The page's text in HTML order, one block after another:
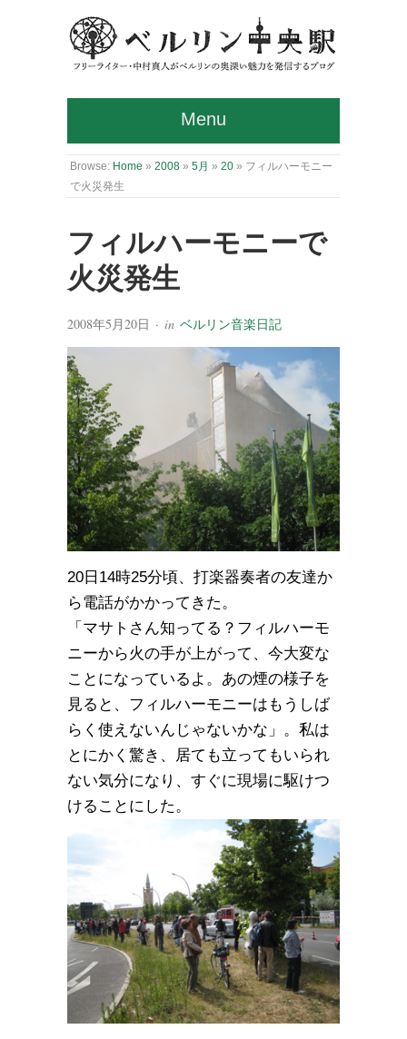
Menu
Browse: Home » 2008 » 5月 » 20 » フィルハーモニー
で火災発生
フィルハーモニーで
火災発生
2008年5月20日 · in ベルリン音楽日記
20日14時25分頃、打楽器奏者の友達か
ら電話がかかってきた。
「マサトさん知ってる？フィルハーモ
ニーから火の手が上がって、今大変な
ことになっているよ。あの煙の様子を
見ると、フィルハーモニーはもうしば
らく使えないんじゃないかな」。私は
とにかく驚き、居ても立ってもいられ
ない気分になり、すぐに現場に駆けつ
けることにした。